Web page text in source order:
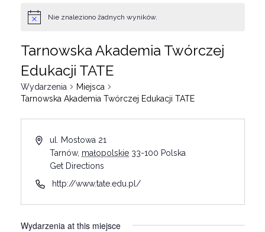
Nie znaleziono żadnych wyników.
Tarnowska Akademia Twórczej
Edukacji TATE
Wydarzenia
Miejsca
Tarnowska Akademia Twórczej Edukacji TATE
ul. Mostowa 21
Tarnów, małopolskie 33-100 Polska
Get Directions
http://www.tate.edu.pl/
Wydarzenia at this miejsce